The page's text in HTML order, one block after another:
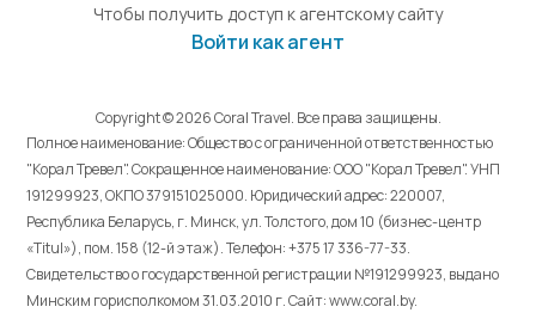
Чтобы получить доступ к агентскому сайту
Войти как агент
Copyright © 2026 Coral Travel. Все права защищены.
Полное наименование: Общество с ограниченной ответственностью
"Корал Тревел". Сокращенное наименование: ООО "Корал Тревел". УНП
191299923, ОКПО 379151025000. Юридический адрес: 220007,
Республика Беларусь, г. Минск, ул. Толстого, дом 10 (бизнес-центр
«Titul»), пом. 158 (12-й этаж). Телефон: +375 17 336-77-33.
Свидетельство о государственной регистрации №191299923, выдано
Минским горисполкомом 31.03.2010 г. Cайт: www.coral.by.